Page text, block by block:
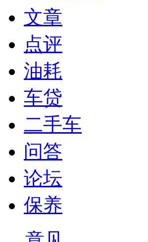
文章
点评
油耗
车贷
二手车
问答
论坛
保养